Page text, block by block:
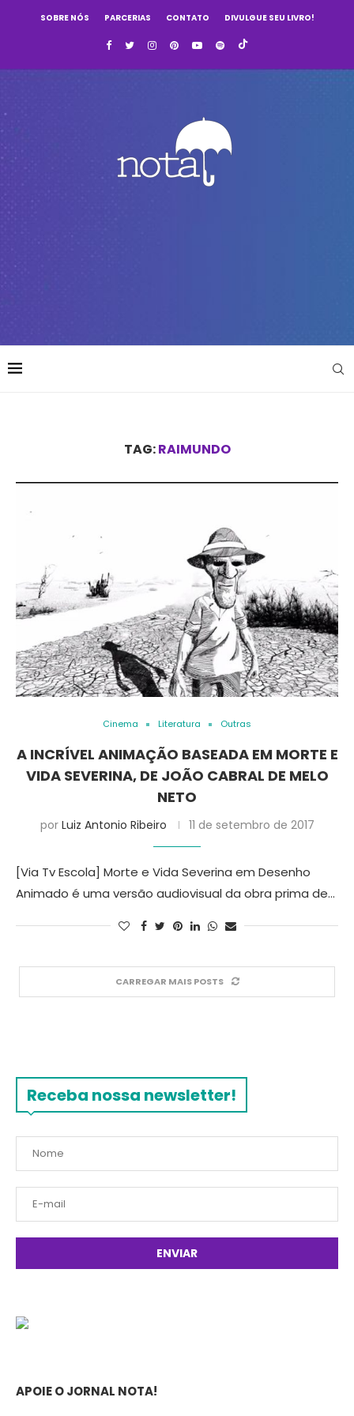
SOBRE NÓS PARCERIAS CONTATO DIVULGUE SEU LIVRO!
TAG:RAIMUNDO
Cinema Literatura Outras
A INCRÍVEL ANIMAÇÃO BASEADA EM MORTE E
VIDA SEVERINA, DE JOÃO CABRAL DE MELO
NETO
por Luiz Antonio Ribeiro 11 de setembro de 2017
[Via Tv Escola] Morte e Vida Severina em Desenho
Animado é uma versão audiovisual da obra prima de…
CARREGAR MAIS POSTS
Receba nossa newsletter!
APOIE O JORNAL NOTA!